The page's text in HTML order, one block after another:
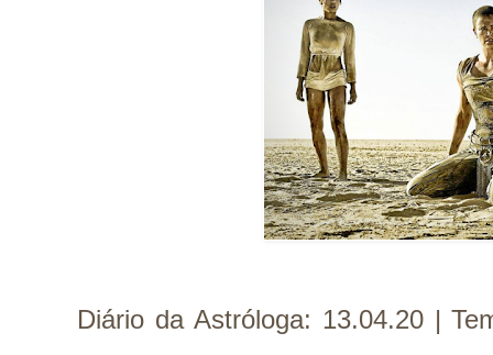
Diário da Astróloga: 13.04.20 |